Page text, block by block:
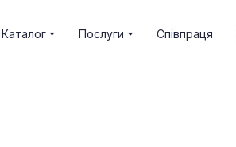
Каталог Послуги Співпраця